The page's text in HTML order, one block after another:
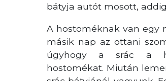
bátyja autót mosott,
A hostoméknak van egy
másik nap az ottani
úgyhogy a srác a
hostomékat. Miután